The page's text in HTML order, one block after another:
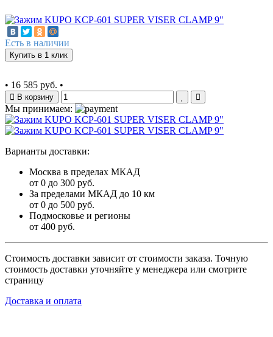
Есть в наличии
Купить в 1 клик
• 16 585 руб. •
В корзину
Мы принимаем:
Варианты доставки:
Москва в пределах МКАД
от 0 до 300 руб.
За пределами МКАД до 10 км
от 0 до 500 руб.
Подмосковье и регионы
от 400 руб.
Стоимость доставки зависит от стоимости заказа. Точную
стоимость доставки уточняйте у менеджера или смотрите
страницу
Доставка и оплата